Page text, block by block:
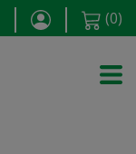
(0)